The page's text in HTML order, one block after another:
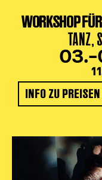
WORKSHOP
TANZ,
INFO ZU